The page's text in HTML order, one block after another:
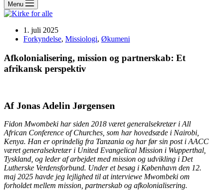
Menu
1. juli 2025
Forkyndelse, Missiologi, Økumeni
Afkolonialisering, mission og partnerskab: Et
afrikansk perspektiv
Af Jonas Adelin Jørgensen
Fidon Mwombeki har siden 2018 været generalsekretær i All
African Conference of Churches, som har hovedsæde i Nairobi,
Kenya. Han er oprindelig fra Tanzania og har før sin post i AACC
været generalsekretær i United Evangelical Mission i Wupperthal,
Tyskland, og leder af arbejdet med mission og udvikling i Det
Lutherske Verdensforbund. Under et besøg i København den 12.
maj 2025 havde jeg lejlighed til at interviewe Mwombeki om
forholdet mellem mission, partnerskab og afkolonialisering.